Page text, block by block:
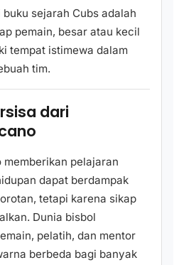
sejarah Cubs adalah
pemain, besar atau kecil
tempat istimewa dalam
tim.
dari
memberikan pelajaran
dapat berdampak
tetapi karena sikap
Dunia bisbol
pelatih, dan mentor
berbeda bagi banyak